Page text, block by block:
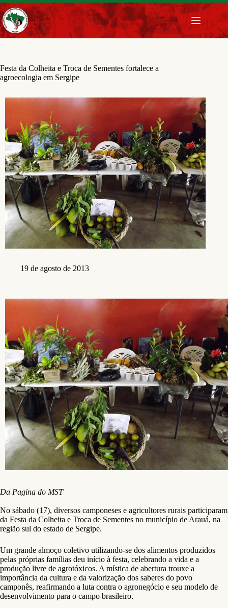
Pular
para
o
conteúdo
Festa da Colheita e Troca de Sementes fortalece a
agroecologia em Sergipe
19 de agosto de 2013
Da Pagina do MST
No sábado (17), diversos camponeses e agricultores rurais participaram
da Festa da Colheita e Troca de Sementes no município de Arauá, na
região sul do estado de Sergipe.
Um grande almoço coletivo utilizando-se dos alimentos produzidos
pelas próprias famílias deu início à festa, celebrando a vida e a
produção livre de agrotóxicos. A mística de abertura trouxe a
importância da cultura e da valorização dos saberes do povo
camponês, reafirmando a luta contra o agronegócio e seu modelo de
desenvolvimento para o campo brasileiro.